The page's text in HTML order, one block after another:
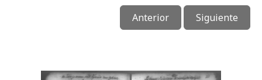
Anterior Siguiente